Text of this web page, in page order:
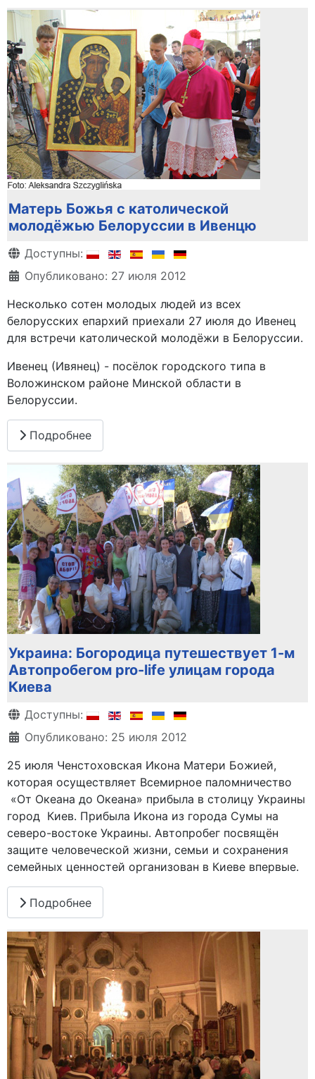
Матерь Божья с католической
молодёжью Белорусcии в Ивенцю
Информация о материале
Доступны:
Опубликовано: 27 июля 2012
Несколько сотен молодых людей из всех
белорусских епархий приехали 27 июля до Ивенец
для встречи католической молодёжи в Белоруссии.
Ивенец (Ивянец) - посёлок городского типа в
Воложинском районе Минской области в
Белоруссии.
Подробнее
Украина: Богородица путешествует 1-м
Автопробегом pro-life улицам города
Киева
Информация о материале
Доступны:
Опубликовано: 25 июля 2012
25 июля Ченстоховская Икона Матери Божией,
которая осуществляет Всемирное паломничество
«От Океана до Океана» прибыла в столицу Украины
город Киев. Прибыла Икона из города Сумы на
северо-востоке Украины. Автопробег посвящён
защите человеческой жизни, семьи и сохранения
семейных ценностей организован в Киеве впервые.
Подробнее